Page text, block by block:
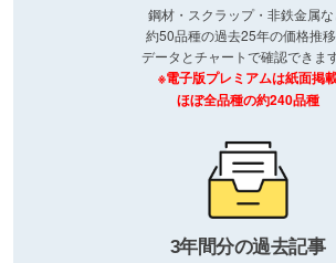
鋼材・スクラップ・非鉄金属
約50品種の過去25年の価格推
データとチャートで確認できます
※電子版プレミアムは紙面掲
ほぼ全品種の約240品種
3年間分の過去記事